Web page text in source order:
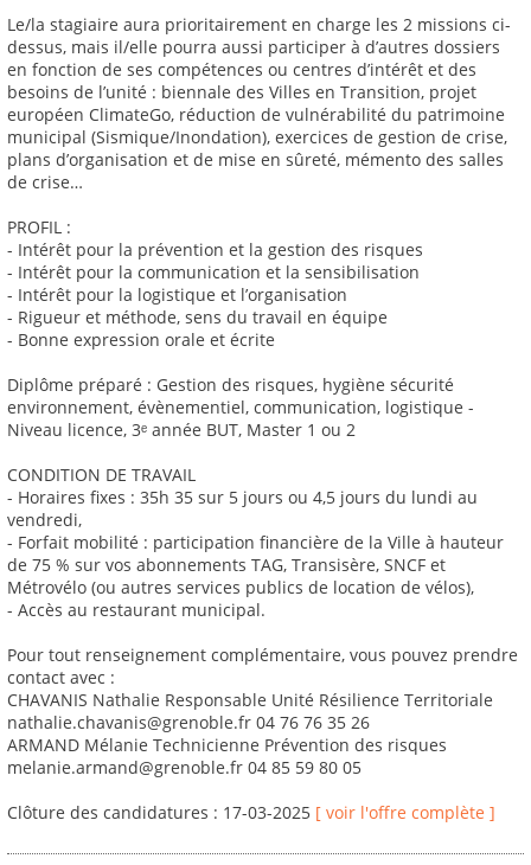
Le/la stagiaire aura prioritairement en charge les 2 missions ci-
dessus, mais il/elle pourra aussi participer à d’autres dossiers
en fonction de ses compétences ou centres d’intérêt et des
besoins de l’unité : biennale des Villes en Transition, projet
européen ClimateGo, réduction de vulnérabilité du patrimoine
municipal (Sismique/Inondation), exercices de gestion de crise,
plans d’organisation et de mise en sûreté, mémento des salles
de crise…
PROFIL :
- Intérêt pour la prévention et la gestion des risques
- Intérêt pour la communication et la sensibilisation
- Intérêt pour la logistique et l’organisation
- Rigueur et méthode, sens du travail en équipe
- Bonne expression orale et écrite
Diplôme préparé : Gestion des risques, hygiène sécurité
environnement, évènementiel, communication, logistique -
Niveau licence, 3ᵉ année BUT, Master 1 ou 2
CONDITION DE TRAVAIL
- Horaires fixes : 35h 35 sur 5 jours ou 4,5 jours du lundi au
vendredi,
- Forfait mobilité : participation financière de la Ville à hauteur
de 75 % sur vos abonnements TAG, Transisère, SNCF et
Métrovélo (ou autres services publics de location de vélos),
- Accès au restaurant municipal.
Pour tout renseignement complémentaire, vous pouvez prendre
contact avec :
CHAVANIS Nathalie Responsable Unité Résilience Territoriale
nathalie.chavanis@grenoble.fr 04 76 76 35 26
ARMAND Mélanie Technicienne Prévention des risques
melanie.armand@grenoble.fr 04 85 59 80 05
Clôture des candidatures : 17-03-2025 [ voir l'offre complète ]